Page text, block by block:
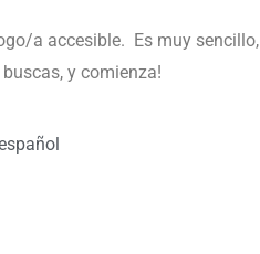
a accesible. Es muy sencillo,
y comienza!